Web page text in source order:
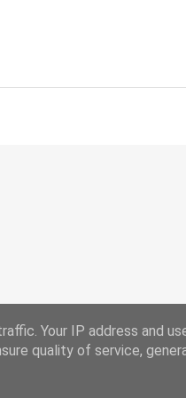
Ricorrenze
Your IP address and
quality of service,